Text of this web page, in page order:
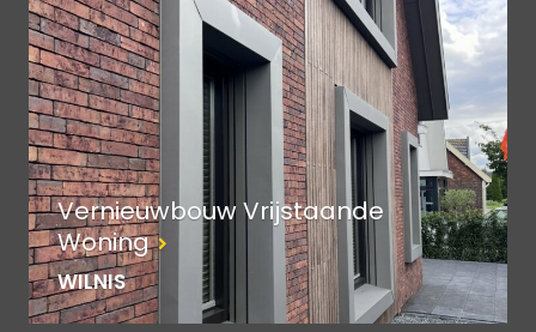
Vernieuwbouw Vrijstaande
Woning
WILNIS